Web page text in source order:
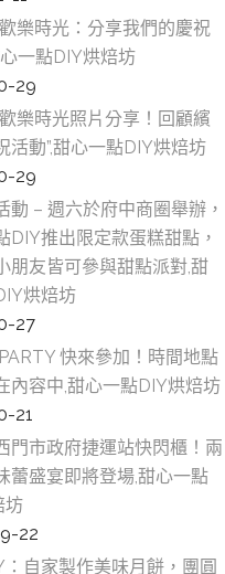
樂時光：分享我們的慶祝
心一點DIY烘焙坊
29
樂時光照片分享！回顧繽
活動”,甜心一點DIY烘焙坊
29
動 – 週六於府中商圈舉辦，
DIY推出限定款蛋糕甜點，
朋友皆可參與甜點派對,甜
烘焙坊
27
快來參加！時間地點
內容中,甜心一點DIY烘焙坊
21
門市政府捷運站快閃櫃！兩
蕾盛宴即將登場,甜心一點
坊
22
：自家製作美味月餅，團圓